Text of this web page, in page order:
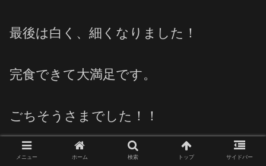
最後は白く、細くなりました！
完食できて大満足です。
ごちそうさまでした！！
メニュー ホーム 検索 トップ サイドバー